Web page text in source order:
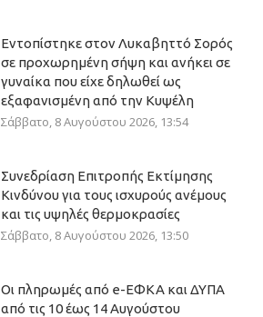
Εντοπίστηκε στον Λυκαβηττό Σορός
σε προχωρημένη σήψη και ανήκει σε
γυναίκα που είχε δηλωθεί ως
εξαφανισμένη από την Κυψέλη
Σάββατο, 8 Αυγούστου 2026, 13:54
Συνεδρίαση Επιτροπής Εκτίμησης
Κινδύνου για τους ισχυρούς ανέμους
και τις υψηλές θερμοκρασίες
Σάββατο, 8 Αυγούστου 2026, 13:50
Οι πληρωμές από e-ΕΦΚΑ και ΔΥΠΑ
από τις 10 έως 14 Αυγούστου